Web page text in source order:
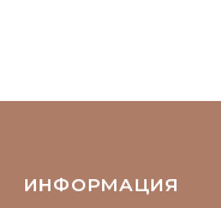
ИНФОРМАЦИЯ